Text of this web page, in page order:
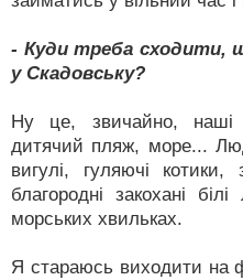
- Куди треба сходити,
у Скадовську?
Ну це, звичайно, наші
дитячий пляж, море...
вигулі, гуляючі
благородні закохані
морських хвильках.
Я стараюсь виходити на